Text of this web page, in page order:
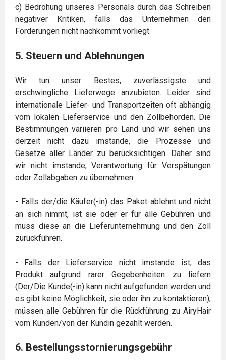
c) Bedrohung unseres Personals durch das Schreiben
negativer Kritiken, falls das Unternehmen den
Forderungen nicht nachkommt vorliegt.
5. Steuern und Ablehnungen
Wir tun unser Bestes, zuverlässigste und
erschwingliche Lieferwege anzubieten. Leider sind
internationale Liefer- und Transportzeiten oft abhängig
vom lokalen Lieferservice und den Zollbehörden. Die
Bestimmungen variieren pro Land und wir sehen uns
derzeit nicht dazu imstande, die Prozesse und
Gesetze aller Länder zu berücksichtigen. Daher sind
wir nicht imstande, Verantwortung für Verspätungen
oder Zollabgaben zu übernehmen.
- Falls der/die Käufer(-in) das Paket ablehnt und nicht
an sich nimmt, ist sie oder er für alle Gebühren und
muss diese an die Lieferunternehmung und den Zoll
zurückführen.
- Falls der Lieferservice nicht imstande ist, das
Produkt aufgrund rarer Gegebenheiten zu liefern
(Der/Die Kunde(-in) kann nicht aufgefunden werden und
es gibt keine Möglichkeit, sie oder ihn zu kontaktieren),
müssen alle Gebühren für die Rückführung zu AiryHair
vom Kunden/von der Kundin gezahlt werden.
6. Bestellungsstornierungsgebühr